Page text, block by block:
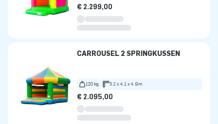
€ 2.299,00
CARROUSEL 2 SPRINGKUSSEN
120 kg 5.2 x 4.1 x 4.9m
€ 2.095,00